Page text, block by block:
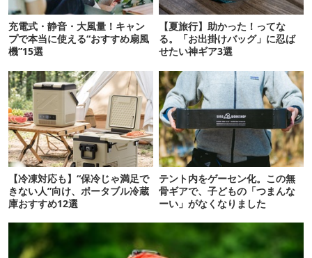
充電式・静音・大風量！キャン
プで本当に使える“おすすめ扇風
機”15選
【夏旅行】助かった！ってな
る。「お出掛けバッグ」に忍ば
せたい神ギア3選
【冷凍対応も】“保冷じゃ満足で
きない人”向け、ポータブル冷蔵
庫おすすめ12選
テント内をゲーセン化。この無
骨ギアで、子どもの「つまんな
ーい」がなくなりました